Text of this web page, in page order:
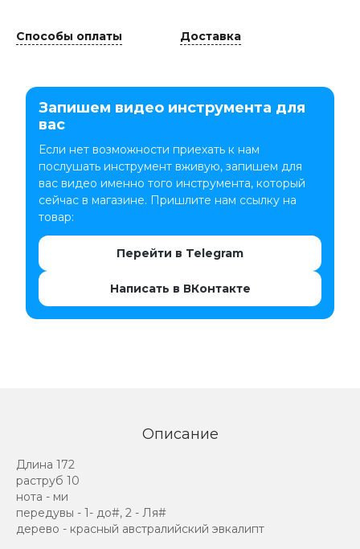
Способы оплаты Доставка
Запишем видео инструмента для
вас
Если нет возможности приехать к нам
послушать инструмент вживую, запишем для
вас видео именно того инструмента, который
сейчас в магазине. Пришлите нам ссылку на
товар:
Перейти в Telegram
Написать в ВКонтакте
Описание
Длина 172
раструб 10
нота - ми
передувы - 1- до#, 2 - Ля#
дерево - красный австралийский эвкалипт